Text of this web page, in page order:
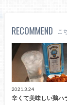
RECOMMEND こ
2021.3.24
辛くて美味しい鶏ハ